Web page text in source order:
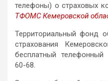
телефоны) о страховых
ТФОМС Кемеровской
Территориальный фонд
страхования
бесплатный телефонный
60-68.